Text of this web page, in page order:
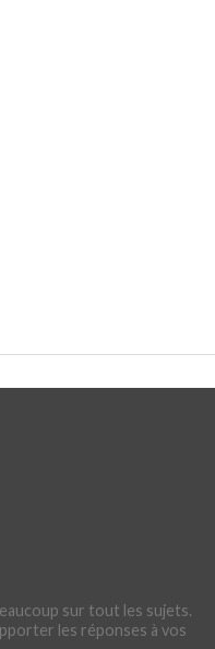
sur tout les sujets.
les réponses à vos